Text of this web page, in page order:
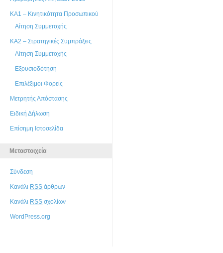
ΚΑ1 – Κινητικότητα Προσωπικού
Αίτηση Συμμετοχής
ΚΑ2 – Στρατηγικές Συμπράξεις
Αίτηση Συμμετοχής
Εξουσιοδότηση
Επιλέξιμοι Φορείς
Μετρητής Απόστασης
Ειδική Δήλωση
Επίσημη Ιστοσελίδα
Μεταστοιχεία
Σύνδεση
Κανάλι RSS άρθρων
Κανάλι RSS σχολίων
WordPress.org